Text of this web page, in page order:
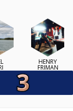
HENRY
FRIMAN